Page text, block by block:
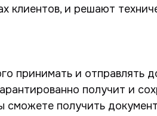
клиентов, и решают
принимать и отправлять
получит и
сможете получить